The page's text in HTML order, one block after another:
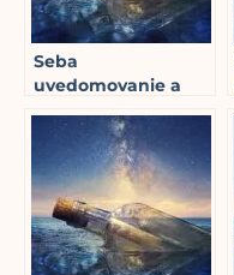
Seba
uvedomovanie a
min read